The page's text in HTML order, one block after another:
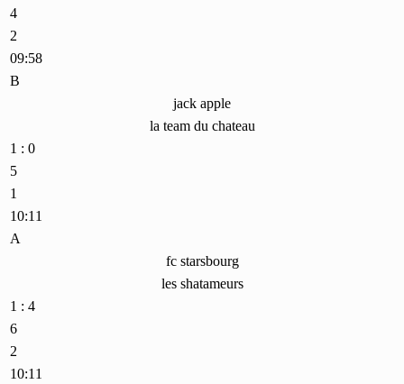
4
2
09:58
B
jack apple
la team du chateau
1 : 0
5
1
10:11
A
fc starsbourg
les shatameurs
1 : 4
6
2
10:11